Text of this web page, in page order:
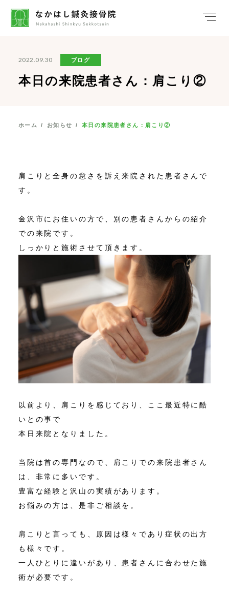
2022.09.30 ブログ
本日の来院患者さん：肩こり②
ホーム / お知らせ / 本日の来院患者さん：肩こり②
肩こりと全身の怠さを訴え来院された患者さんで
す。
金沢市にお住いの方で、別の患者さんからの紹介
での来院です。
しっかりと施術させて頂きます。
以前より、肩こりを感じており、ここ最近特に酷
いとの事で
本日来院となりました。
当院は首の専門なので、肩こりでの来院患者さん
は、非常に多いです。
豊富な経験と沢山の実績があります。
お悩みの方は、是非ご相談を。
肩こりと言っても、原因は様々であり症状の出方
も様々です。
一人ひとりに違いがあり、患者さんに合わせた施
術が必要です。